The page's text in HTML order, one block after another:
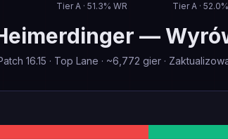
TierA · 51.3% WR TierA · 52.0
—
16.15 · Top Lane · ~6,772 gier ·